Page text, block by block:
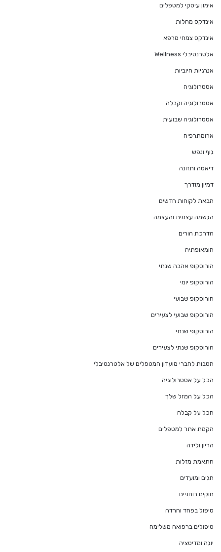
אימון עיסקי למטפלים
אינדקס מחלות
אינדקס צמחי מרפא
אלטרנטיבלי Wellness
אנרגיות חיוביות
אסטרולוגיה
אסטרולוגיה וקבלה
אסטרולוגיה שבועית
ארומתרפיה
גוף ונפש
דיאטה ותזונה
דמיון מודרך
הבאת לקוחות חדשים
הגשמה עצמית והעצמה
הדרכת הורים
הומאופתיה
הורוסקופ אהבה שנתי
הורוסקופ יומי
הורוסקופ שבועי
הורוסקופ שבועי לצעירים
הורוסקופ שנתי
הורוסקופ שנתי לצעירים
הטבות לחברי מועדון המטפלים של אלטרנטיבלי
הכל על אסטרולוגיה
הכל על המזל שלך
הכל על קבלה
הקמת אתר למטפלים
הריון ולידה
התאמת מזלות
חגים ומועדים
חוקים רוחניים
טיפול בפחד וחרדה
טיפולים ברפואה משלימה
יוגה ומדיטציה